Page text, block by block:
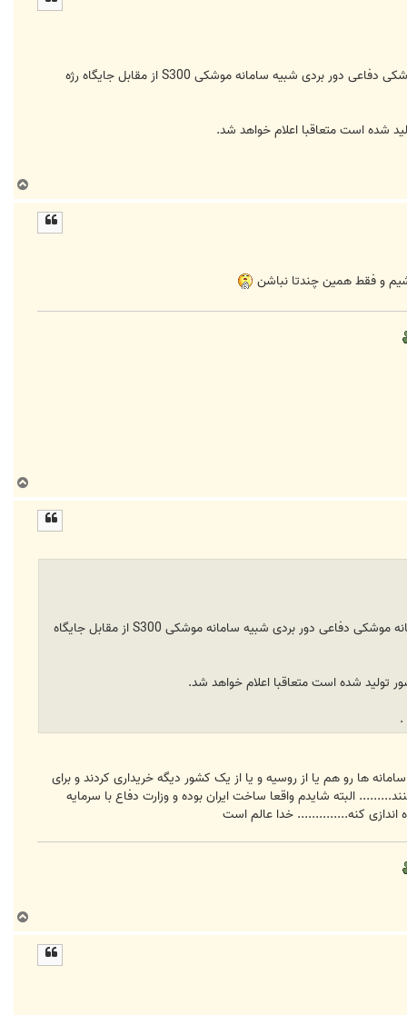
به گزارش خبرنگار مهر، در مراسم روز ارتش جمهوری اسلامی ایران که امروز یکشنبه در تهران در حال برگزاری است ، سامانه موشکی دفاعی دور بردی شبیه سامانه موشکی S300 از مقابل جایگاه رژه
شده است متعاقبا اعلام خواهد شد.
ا
و فقط همین چندتا نباشن
ا
به گزارش خبرنگار مهر، در مراسم روز ارتش جمهوری اسلامی ایران که امروز یکشنبه در تهران در حال برگزاری است ، سامانه موشکی دفاعی دور بردی شبیه سامانه موشکی S300 از مقابل جایگاه
شده است متعاقبا اعلام خواهد شد.
تولید یک سامانه در حد اس 300 رو داشته باشه احتمالا این سامانه ها رو هم یا از روسیه و یا از یک کشور دیگه خریداری کردند و برای
وزارت دفاع ایران، معرفی کنند......... البته شایدم واقعا ساخت ایران بوده و وزارت دفاع با سرمایه
اندازی کنه.............. خدا عالم است
ا